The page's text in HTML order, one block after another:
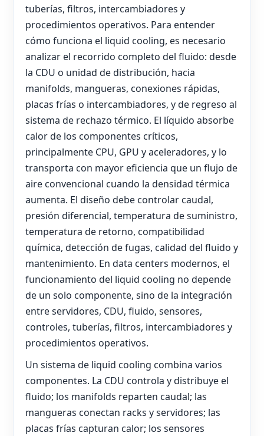
tuberías, filtros, intercambiadores y
procedimientos operativos. Para entender
cómo funciona el liquid cooling, es necesario
analizar el recorrido completo del fluido: desde
la CDU o unidad de distribución, hacia
manifolds, mangueras, conexiones rápidas,
placas frías o intercambiadores, y de regreso al
sistema de rechazo térmico. El líquido absorbe
calor de los componentes críticos,
principalmente CPU, GPU y aceleradores, y lo
transporta con mayor eficiencia que un flujo de
aire convencional cuando la densidad térmica
aumenta. El diseño debe controlar caudal,
presión diferencial, temperatura de suministro,
temperatura de retorno, compatibilidad
química, detección de fugas, calidad del fluido y
mantenimiento. En data centers modernos, el
funcionamiento del liquid cooling no depende
de un solo componente, sino de la integración
entre servidores, CDU, fluido, sensores,
controles, tuberías, filtros, intercambiadores y
procedimientos operativos.
Un sistema de liquid cooling combina varios
componentes. La CDU controla y distribuye el
fluido; los manifolds reparten caudal; las
mangueras conectan racks y servidores; las
placas frías capturan calor; los sensores